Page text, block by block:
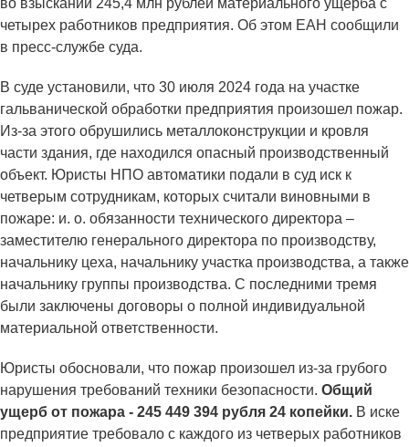
во взыскании 245,4 млн рублей материального ущерба с
четырех работников предприятия. Об этом ЕАН сообщили
в пресс-службе суда.
В суде установили, что 30 июля 2024 года на участке
гальванической обработки предприятия произошел пожар.
Из-за этого обрушились металлоконструкции и кровля
части здания, где находился опасный производственный
объект. Юристы НПО автоматики подали в суд иск к
четверым сотрудникам, которых считали виновными в
пожаре: и. о. обязанности технического директора –
заместителю генерального директора по производству,
начальнику цеха, начальнику участка производства, а также
начальнику группы производства. С последними тремя
были заключены договоры о полной индивидуальной
материальной ответственности.
Юристы обосновали, что пожар произошел из-за грубого
нарушения требований техники безопасности. Общий
ущерб от пожара - 245 449 394 рубля 24 копейки. В иске
предприятие требовало с каждого из четверых работников